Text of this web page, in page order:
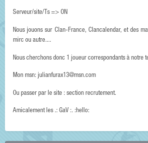
Serveur/site/Ts => ON
Nous jouons sur Clan-France, Clancalendar, et des
mirc ou autre....
Nous cherchons donc 1 joueur correspondants à notre
Mon msn: julianfurax13@msn.com
Ou passer par le site : section recrutement.
Amicalement les .: GaV :. :hello: